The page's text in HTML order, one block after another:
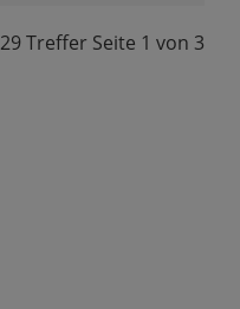
29 Treffer Seite 1 von 3